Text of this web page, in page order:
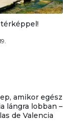
amikor egész
lángra lobban –
de Valencia